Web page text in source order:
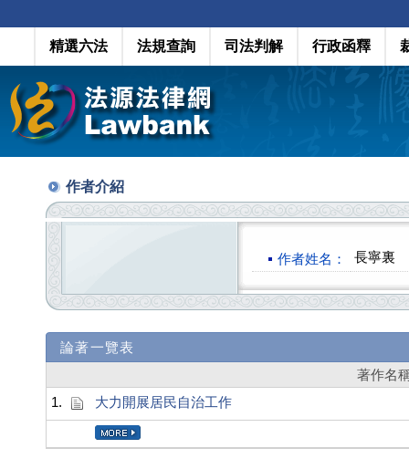
精選六法 法規查詢 司法判解 行政函釋
作者介紹
作者姓名： 長寧裏
論著一覽表
著作名
1.
大力開展居民自治工作